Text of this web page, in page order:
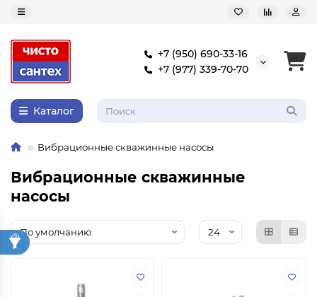
+7 (950) 690-33-16
+7 (977) 339-70-70
Каталог
Вибрационные скважинные насосы
Вибрационные скважинные
насосы